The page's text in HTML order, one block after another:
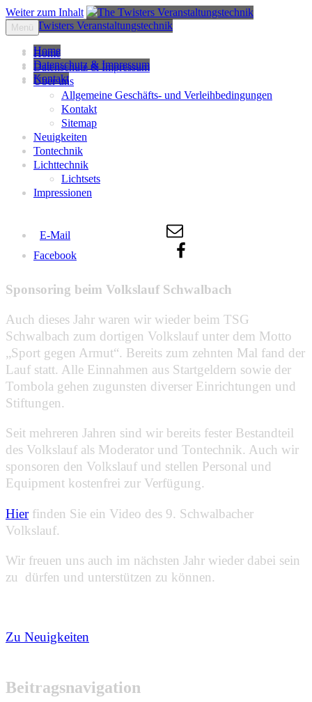
Weiter zum Inhalt
Menü
Home
Datenschutz & Impressum
Über uns
Allgemeine Geschäfts- und Verleihbedingungen
Kontakt
Sitemap
Neuigkeiten
Tontechnik
Lichttechnik
Lichtsets
Impressionen
E-Mail
Facebook
Home
Datenschutz & Impressum
Kontakt
Sponsoring beim Volkslauf Schwalbach
Auch dieses Jahr waren wir wieder beim TSG
Schwalbach zum dortigen Volkslauf unter dem Motto
„Sport gegen Armut“. Bereits zum zehnten Mal fand der
Lauf statt. Alle Einnahmen aus Startgeldern sowie der
Tombola gehen zugunsten diverser Einrichtungen und
Stiftungen.
Seit mehreren Jahren sind wir bereits fester Bestandteil
des Volkslauf als Moderator und Tontechnik. Auch wir
sponsoren den Volkslauf und stellen Personal und
Equipment kostenfrei zur Verfügung.
Hierfinden Sie ein Video des 9. Schwalbacher
Volkslauf.
Wir freuen uns auch im nächsten Jahr wieder dabei sein
zu dürfen und unterstützen zu können.
Zu Neuigkeiten
Beitragsnavigation